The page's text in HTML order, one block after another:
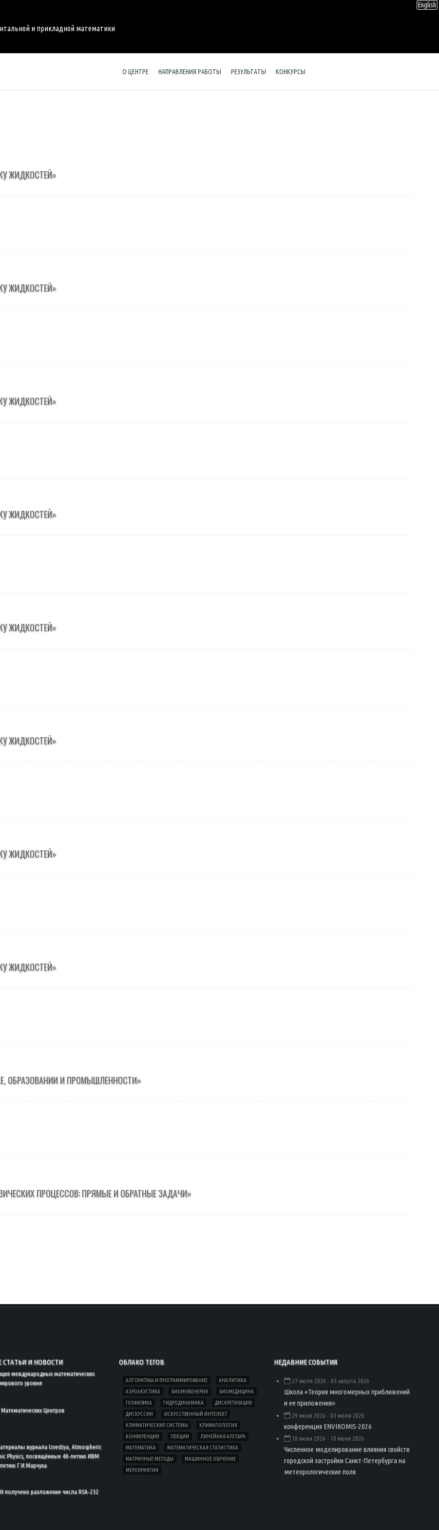
и прикладной математики
О ЦЕНТРЕ НАПРАВЛЕНИЯ РАБОТЫ РЕЗУЛЬТАТЫ КОНКУРСЫ
English
ЖИДКОСТЕЙ»
ЖИДКОСТЕЙ»
ЖИДКОСТЕЙ»
ЖИДКОСТЕЙ»
ЖИДКОСТЕЙ»
ЖИДКОСТЕЙ»
ЖИДКОСТЕЙ»
ЖИДКОСТЕЙ»
ОБРАЗОВАНИИ И ПРОМЫШЛЕННОСТИ»
ПРОЦЕССОВ: ПРЯМЫЕ И ОБРАТНЫЕ ЗАДАЧИ»
СТАТЬИ И НОВОСТИ
международных математических
уровня
Центров
журнала Izvestiya, Atmospheric
Physics, посвящённые 40-летию ИВМ
Г.И.Марчука
получено разложение числа RSA-232
ОБЛАКО ТЕГОВ
АЛГОРИТМЫ И ПРОГРАММИРОВАНИЕ
АНАЛИТИКА
АЭРОАКУСТИКА
БИОИНЖЕНЕРИЯ
БИОМЕДИЦИНА
ГЕОФИЗИКА
ГИДРОДИНАМИКА
ДИСКРЕТИЗАЦИЯ
ДИСКУССИИ
ИСКУССТВЕННЫЙ ИНТЕЛЕКТ
КЛИМАТИЧЕСКИЕ СИСТЕМЫ
КЛИМАТОЛОГИЯ
КОНФЕРЕНЦИИ
ЛЕКЦИИ
ЛИНЕЙНАЯ АЛГЕБРА
МАТЕМАТИКА
МАТЕМАТИЧЕСКАЯ СТАТИСТИКА
МАТРИЧНЫЕ МЕТОДЫ
МАШИННОЕ ОБУЧЕНИЕ
МЕРОПРИЯТИЯ
НЕДАВНИЕ СОБЫТИЯ
27 июля 2026 - 03 августа 2026
Школа «Теория многомерных приближений
и ее приложения»
29 июня 2026 - 03 июля 2026
конференция ENVIROMIS-2026
18 июня 2026 - 18 июня 2026
Численное моделирование влияния свойств
городской застройки Санкт-Петербурга на
метеорологические поля